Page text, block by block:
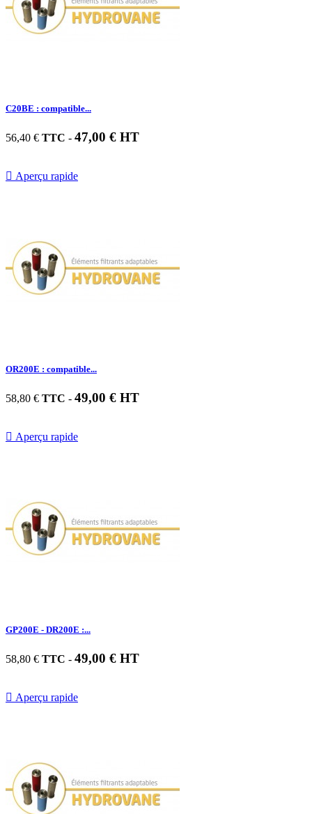
C20BE : compatible...
56,40 € TTC - 47,00 € HT
 Aperçu rapide
OR200E : compatible...
58,80 € TTC - 49,00 € HT
 Aperçu rapide
GP200E - DR200E :...
58,80 € TTC - 49,00 € HT
 Aperçu rapide